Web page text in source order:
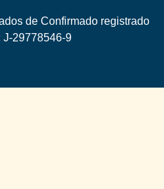
de Confirmado registrado
J-29778546-9